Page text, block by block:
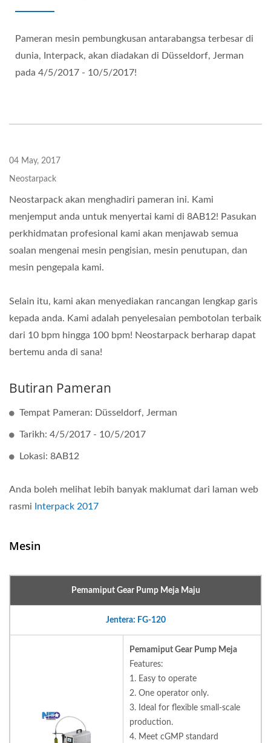
Pameran mesin pembungkusan antarabangsa terbesar di
dunia, Interpack, akan diadakan di Düsseldorf, Jerman
pada 4/5/2017 - 10/5/2017!
04 May, 2017
Neostarpack
Neostarpack akan menghadiri pameran ini. Kami
menjemput anda untuk menyertai kami di 8AB12! Pasukan
perkhidmatan profesional kami akan menjawab semua
soalan mengenai mesin pengisian, mesin penutupan, dan
mesin pengepala kami.
Selain itu, kami akan menyediakan rancangan lengkap garis
kepada anda. Kami adalah penyelesaian pembotolan terbaik
dari 10 bpm hingga 100 bpm! Neostarpack berharap dapat
bertemu anda di sana!
Butiran Pameran
Tempat Pameran: Düsseldorf, Jerman
Tarikh: 4/5/2017 - 10/5/2017
Lokasi: 8AB12
Anda boleh melihat lebih banyak maklumat dari laman web
rasmi
Interpack 2017
Mesin
Pemamiput Gear Pump Meja Maju
Jentera: FG-120
Pemamiput Gear Pump Meja
Features:
1. Easy to operate
2. One operator only.
3. Ideal for flexible small-scale
production.
4. Meet cGMP standard